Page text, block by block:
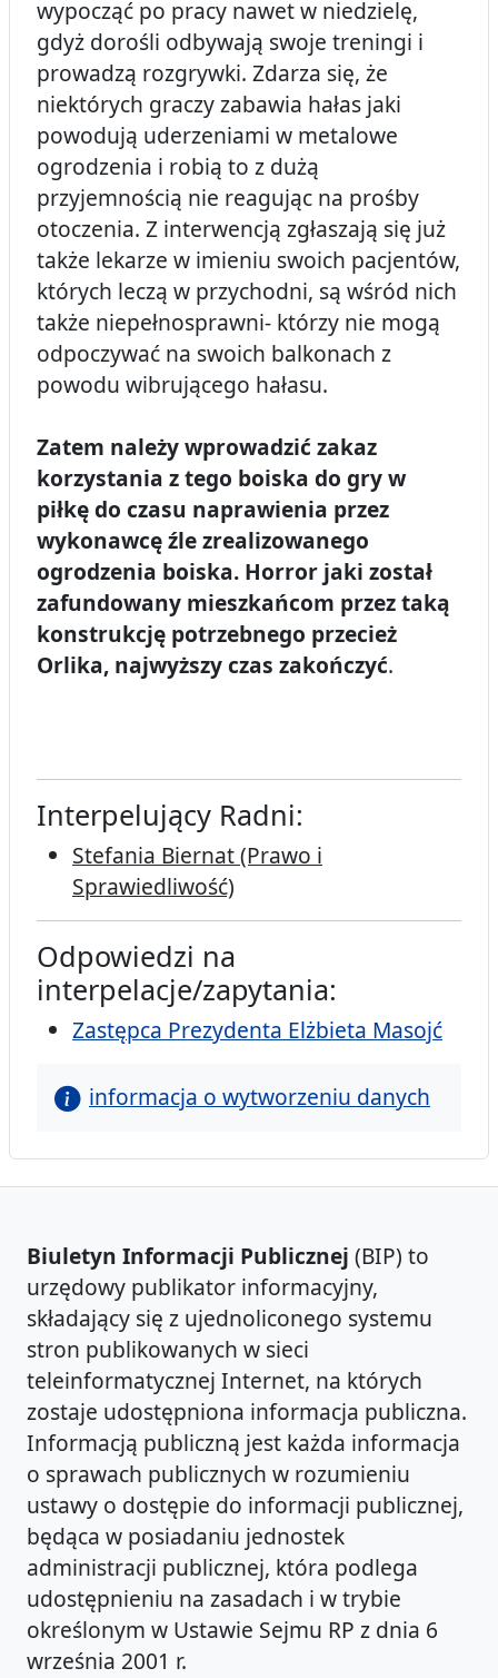
wypocząć po pracy nawet w niedzielę,
gdyż dorośli odbywają swoje treningi i
prowadzą rozgrywki. Zdarza się, że
niektórych graczy zabawia hałas jaki
powodują uderzeniami w metalowe
ogrodzenia i robią to z dużą
przyjemnością nie reagując na prośby
otoczenia. Z interwencją zgłaszają się już
także lekarze w imieniu swoich pacjentów,
których leczą w przychodni, są wśród nich
także niepełnosprawni- którzy nie mogą
odpoczywać na swoich balkonach z
powodu wibrującego hałasu.
Zatem należy wprowadzić zakaz
korzystania z tego boiska do gry w
piłkę do czasu naprawienia przez
wykonawcę źle zrealizowanego
ogrodzenia boiska. Horror jaki został
zafundowany mieszkańcom przez taką
konstrukcję potrzebnego przecież
Orlika, najwyższy czas zakończyć.
Interpelujący Radni:
Stefania Biernat (Prawo i
Sprawiedliwość)
Odpowiedzi na
interpelacje/zapytania:
Zastępca Prezydenta Elżbieta Masojć
informacja o wytworzeniu danych
Biuletyn Informacji Publicznej (BIP) to
urzędowy publikator informacyjny,
składający się z ujednoliconego systemu
stron publikowanych w sieci
teleinformatycznej Internet, na których
zostaje udostępniona informacja publiczna.
Informacją publiczną jest każda informacja
o sprawach publicznych w rozumieniu
ustawy o dostępie do informacji publicznej,
będąca w posiadaniu jednostek
administracji publicznej, która podlega
udostępnieniu na zasadach i w trybie
określonym w Ustawie Sejmu RP z dnia 6
września 2001 r.